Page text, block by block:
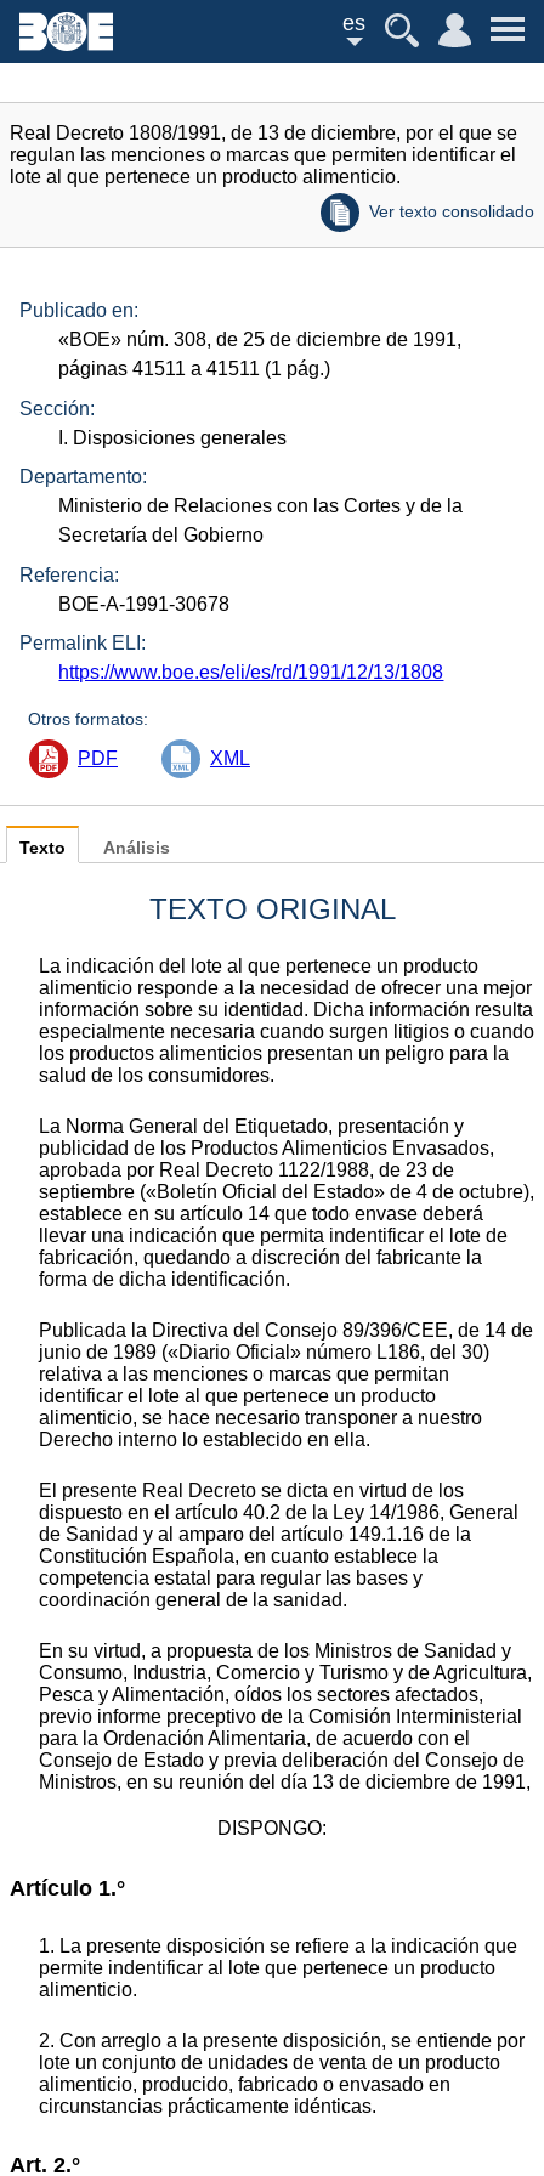
es
Real Decreto 1808/1991, de 13 de diciembre, por el que se
regulan las menciones o marcas que permiten identificar el
lote al que pertenece un producto alimenticio.
Ver texto consolidado
Publicado en:
«BOE» núm. 308, de 25 de diciembre de 1991,
páginas 41511 a 41511 (1 pág.)
Sección:
I. Disposiciones generales
Departamento:
Ministerio de Relaciones con las Cortes y de la
Secretaría del Gobierno
Referencia:
BOE-A-1991-30678
Permalink ELI:
https://www.boe.es/eli/es/rd/1991/12/13/1808
Otros formatos:
PDF XML
Texto
TEXTO ORIGINAL
La indicación del lote al que pertenece un producto
alimenticio responde a la necesidad de ofrecer una mejor
información sobre su identidad. Dicha información resulta
especialmente necesaria cuando surgen litigios o cuando
los productos alimenticios presentan un peligro para la
salud de los consumidores.
La Norma General del Etiquetado, presentación y
publicidad de los Productos Alimenticios Envasados,
aprobada por Real Decreto 1122/1988, de 23 de
septiembre («Boletín Oficial del Estado» de 4 de octubre),
establece en su artículo 14 que todo envase deberá
llevar una indicación que permita indentificar el lote de
fabricación, quedando a discreción del fabricante la
forma de dicha identificación.
Publicada la Directiva del Consejo 89/396/CEE, de 14 de
junio de 1989 («Diario Oficial» número L186, del 30)
relativa a las menciones o marcas que permitan
identificar el lote al que pertenece un producto
alimenticio, se hace necesario transponer a nuestro
Derecho interno lo establecido en ella.
El presente Real Decreto se dicta en virtud de los
dispuesto en el artículo 40.2 de la Ley 14/1986, General
de Sanidad y al amparo del artículo 149.1.16 de la
Constitución Española, en cuanto establece la
competencia estatal para regular las bases y
coordinación general de la sanidad.
En su virtud, a propuesta de los Ministros de Sanidad y
Consumo, Industria, Comercio y Turismo y de Agricultura,
Pesca y Alimentación, oídos los sectores afectados,
previo informe preceptivo de la Comisión Interministerial
para la Ordenación Alimentaria, de acuerdo con el
Consejo de Estado y previa deliberación del Consejo de
Ministros, en su reunión del día 13 de diciembre de 1991,
DISPONGO:
Artículo 1.°
1. La presente disposición se refiere a la indicación que
permite indentificar al lote que pertenece un producto
alimenticio.
2. Con arreglo a la presente disposición, se entiende por
lote un conjunto de unidades de venta de un producto
alimenticio, producido, fabricado o envasado en
circunstancias prácticamente idénticas.
Art. 2.°
Análisis